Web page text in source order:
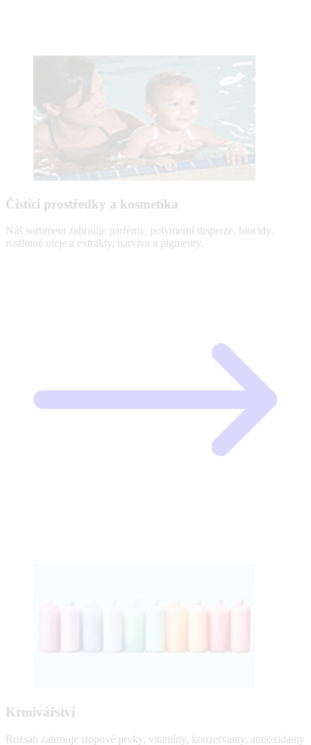
Čisticí prostředky a kosmetika
Náš sortiment zahrnuje parfémy, polymerní disperze, biocidy,
rostlinné oleje a extrakty, barviva a pigmenty.
Krmivářství
Rozsah zahrnuje stopové prvky, vitamíny, konzervanty, antioxidanty